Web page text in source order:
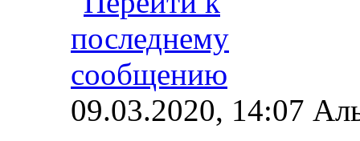
09.03.2020, 14:07